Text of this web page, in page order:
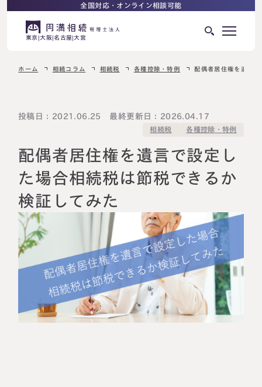
全国対応・オンライン相談可能
東京 大阪 名古屋 大宮
相続ロードマップ
ご相談の流れ
選ばれる理由
よくある質問
相続を学ぶ
相続税申告について
料金表
相続に備えたい方へ
生前対策相談について
相続税試算について
ホーム 相続コラム 相続税 各種控除・特例 配偶者居住権を遺言
投稿日：2021.06.25 最終更新日：2026.04.17
相続税 各種控除・特例
配偶者居住権を遺言で設定し
た場合相続税は節税できるか
検証してみた